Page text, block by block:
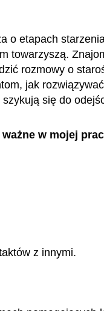
o etapach
towarzyszą.
rozmowy o
jak
się do
w mojej
z innymi.